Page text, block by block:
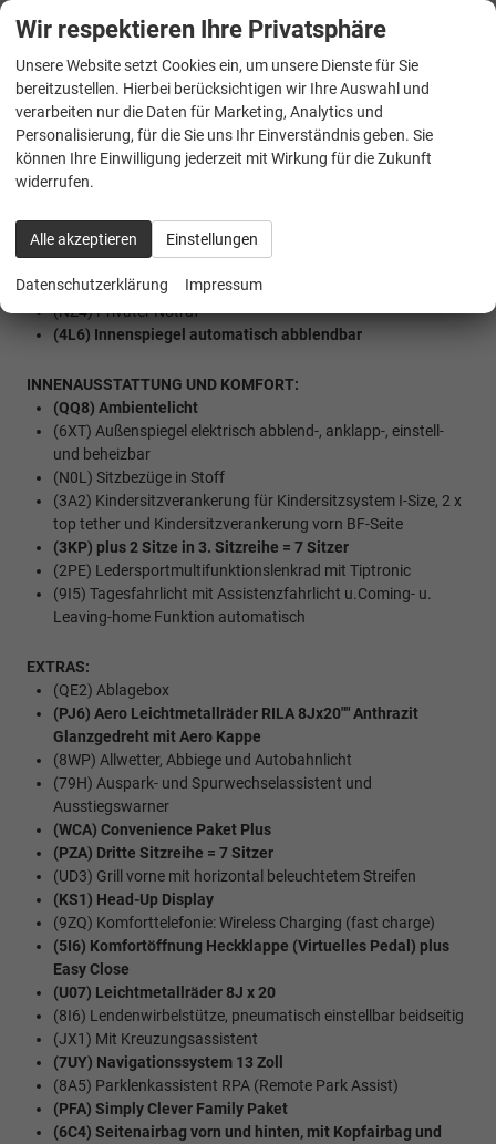
(9WJ) ""SMART LINK"" (wired and wireless connect)
SICHERHEIT:
(EM2) Ablenkungs- und Müdigkeitserkennung
(4UF) Airbag FS und BFS, ohne Knieairbag, mit BFS-
Deaktivierung
(UG1) Berganfahrassistent
wachung,Back-up-Horn und Abschleppschutz
(8J3) ""Front Assist"" mit Warnen und Bremsen auf
(8G5) Matrix Beam (Fernlichtassistent)
(NZ4) Privater Notruf
(4L6) Innenspiegel automatisch abblendbar
INNENAUSSTATTUNG UND KOMFORT:
(QQ8) Ambientelicht
(6XT) Außenspiegel elektrisch abblend-, anklapp-, einstell-
und beheizbar
(N0L) Sitzbezüge in Stoff
(3A2) Kindersitzverankerung für Kindersitzsystem I-Size, 2 x
top tether und Kindersitzverankerung vorn BF-Seite
(3KP) plus 2 Sitze in 3. Sitzreihe = 7 Sitzer
(2PE) Ledersportmultifunktionslenkrad mit Tiptronic
(9I5) Tagesfahrlicht mit Assistenzfahrlicht u.Coming- u.
Leaving-home Funktion automatisch
EXTRAS:
(QE2) Ablagebox
(PJ6) Aero Leichtmetallräder RILA 8Jx20"" Anthrazit
Glanzgedreht mit Aero Kappe
(8WP) Allwetter, Abbiege und Autobahnlicht
(79H) Auspark- und Spurwechselassistent und
Ausstiegswarner
(WCA) Convenience Paket Plus
(PZA) Dritte Sitzreihe = 7 Sitzer
(UD3) Grill vorne mit horizontal beleuchtetem Streifen
(KS1) Head-Up Display
(9ZQ) Komforttelefonie: Wireless Charging (fast charge)
(5I6) Komfortöffnung Heckklappe (Virtuelles Pedal) plus
Easy Close
(U07) Leichtmetallräder 8J x 20
(8I6) Lendenwirbelstütze, pneumatisch einstellbar beidseitig
(JX1) Mit Kreuzungsassistent
(7UY) Navigationssystem 13 Zoll
(8A5) Parklenkassistent RPA (Remote Park Assist)
(PFA) Simply Clever Family Paket
(6C4) Seitenairbag vorn und hinten, mit Kopfairbag und
Wir respektieren Ihre Privatsphäre
Unsere Website setzt Cookies ein, um unsere Dienste für Sie
bereitzustellen. Hierbei berücksichtigen wir Ihre Auswahl und
verarbeiten nur die Daten für Marketing, Analytics und
Personalisierung, für die Sie uns Ihr Einverständnis geben. Sie
können Ihre Einwilligung jederzeit mit Wirkung für die Zukunft
widerrufen.
Alle akzeptieren Einstellungen
Datenschutzerklärung Impressum